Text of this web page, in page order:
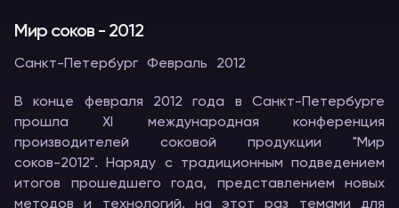
Мир соков - 2012
Санкт-Петербург Февраль 2012
В конце февраля 2012 года в Санкт-Петербурге
прошла XI международная конференция
производителей соковой продукции "Мир
соков-2012". Наряду с традиционным подведением
итогов прошедшего года, представлением новых
методов и технологий, на этот раз темами для